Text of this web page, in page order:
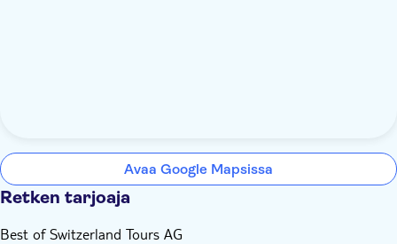
Avaa Google Mapsissa
Retken tarjoaja
Best of Switzerland Tours AG